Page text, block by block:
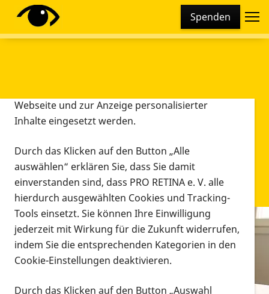
Spenden
Infomaterial
Infomaterial
Vorlesen
Diese Webseite setzt verschiedene Cookies und
Tracking-Tools ein. Dies beinhaltet Cookies und
Webseite und zur Anzeige personalisierter
Inhalte eingesetzt werden.
Durch das Klicken auf den Button „Alle
auswählen“ erklären Sie, dass Sie damit
einverstanden sind, dass PRO RETINA e. V. alle
hierdurch ausgewählten Cookies und Tracking-
Tools einsetzt. Sie können Ihre Einwilligung
jederzeit mit Wirkung für die Zukunft widerrufen,
indem Sie die entsprechenden Kategorien in den
Cookie-Einstellungen deaktivieren.
Durch das Klicken auf den Button „Auswahl